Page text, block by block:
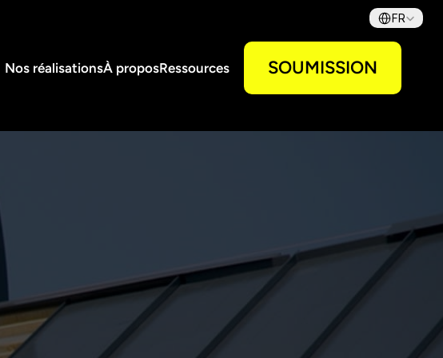
Select Language
FR
Nos réalisationsÀ proposRessources SOUMISSION